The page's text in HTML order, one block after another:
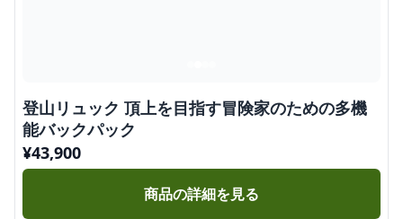
登山リュック 頂上を目指す冒険家のための多機
能バックパック
¥43,900
商品の詳細を見る